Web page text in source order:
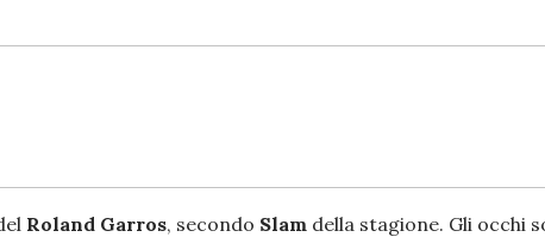
Roland Garros, secondo Slam della stagione. Gli occhi